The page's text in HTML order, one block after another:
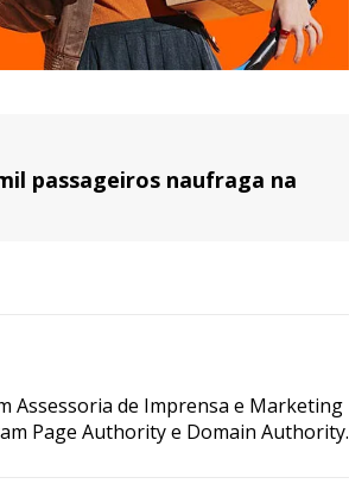
passageiros naufraga na
Assessoria de Imprensa e Marketing
Page Authority e Domain Authority.